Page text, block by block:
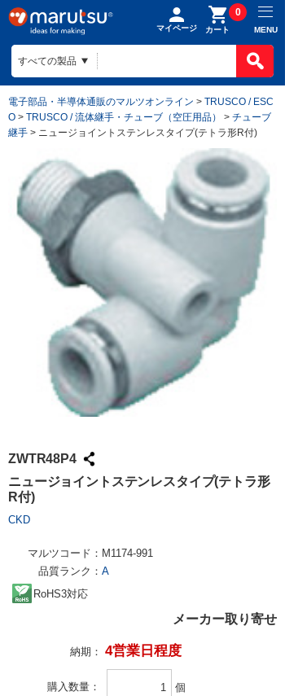
マイページ カート
0
MENU
電子部品・半導体通販のマルツオンライン > TRUSCO / ESC
O > TRUSCO / 流体継手・チューブ（空圧用品） > チューブ
継手 > ニュージョイントステンレスタイプ(テトラ形R付)
ZWTR48P4
ニュージョイントステンレスタイプ(テトラ形
R付)
CKD
マルツコード： M1174-991
品質ランク： A
RoHS3対応
メーカー取り寄せ
納期： 4営業日程度
購入数量 個